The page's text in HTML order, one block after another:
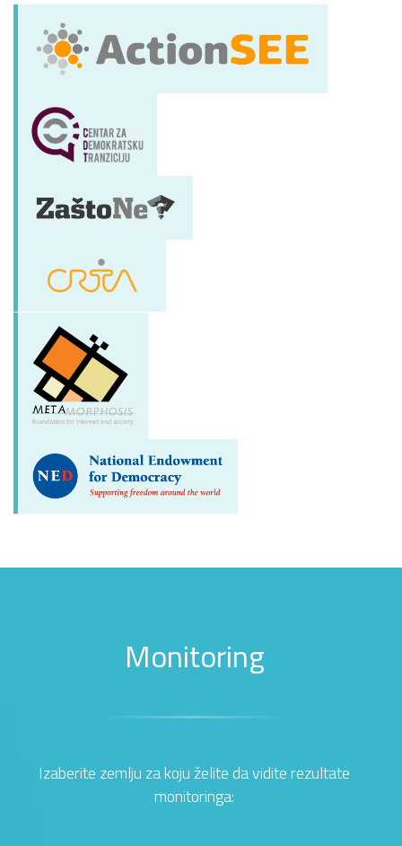
Monitoring
Izaberite zemlju za koju želite da vidite rezultate
monitoringa: